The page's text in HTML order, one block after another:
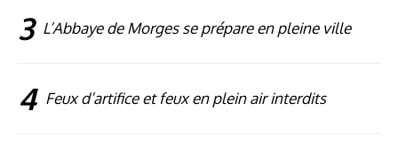
3 L’Abbaye de Morges se prépare en pleine ville
4 Feux d’artifice et feux en plein air interdits